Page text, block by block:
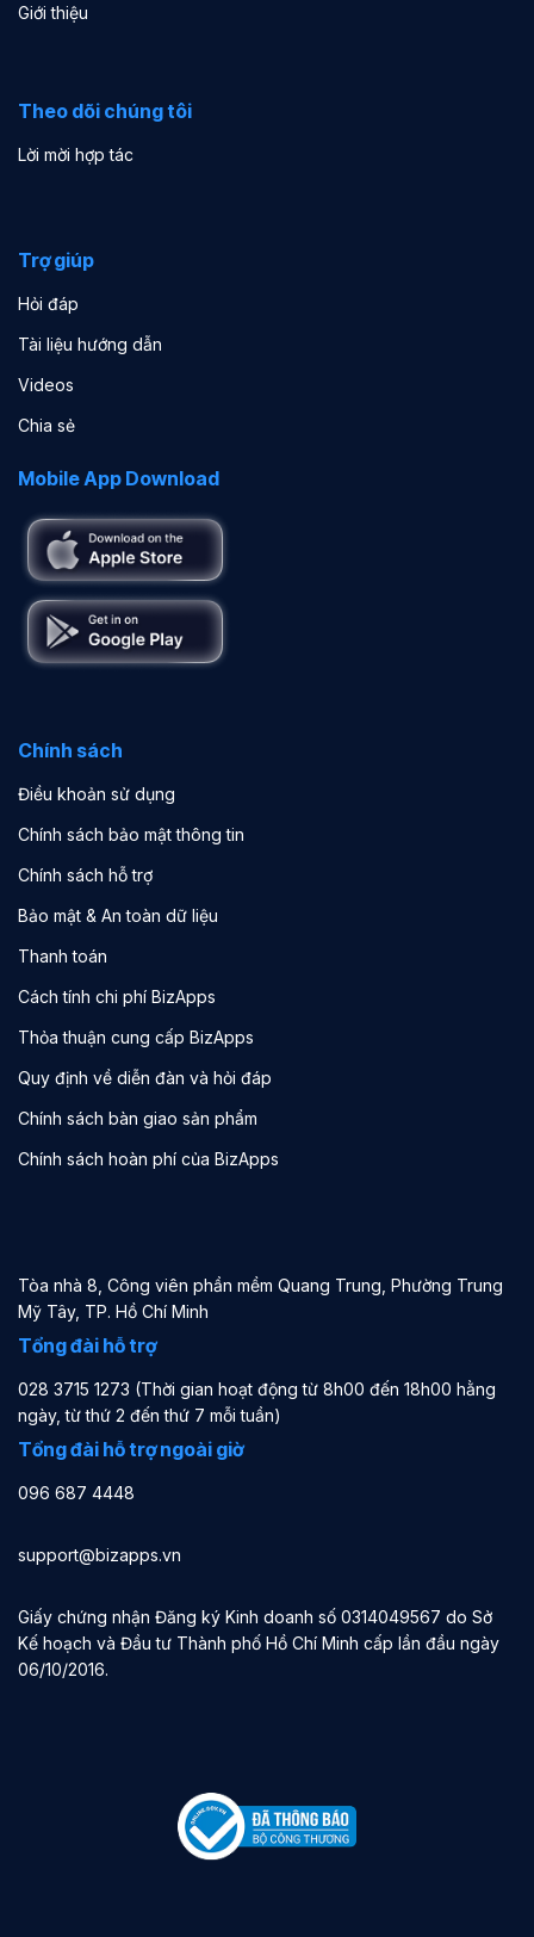
Giới thiệu
Theo dõi chúng tôi
Lời mời hợp tác
Trợ giúp
Hỏi đáp
Tài liệu hướng dẫn
Videos
Chia sẻ
Mobile App Download
Chính sách
Điều khoản sử dụng
Chính sách bảo mật thông tin
Chính sách hỗ trợ
Bảo mật & An toàn dữ liệu
Thanh toán
Cách tính chi phí BizApps
Thỏa thuận cung cấp BizApps
Quy định về diễn đàn và hỏi đáp
Chính sách bàn giao sản phẩm
Chính sách hoàn phí của BizApps
Tòa nhà 8, Công viên phần mềm Quang Trung, Phường Trung
Mỹ Tây, TP. Hồ Chí Minh
Tổng đài hỗ trợ
028 3715 1273 (Thời gian hoạt động từ 8h00 đến 18h00 hằng
ngày, từ thứ 2 đến thứ 7 mỗi tuần)
Tổng đài hỗ trợ ngoài giờ
096 687 4448
support@bizapps.vn
Giấy chứng nhận Đăng ký Kinh doanh số 0314049567 do Sở
Kế hoạch và Đầu tư Thành phố Hồ Chí Minh cấp lần đầu ngày
06/10/2016.